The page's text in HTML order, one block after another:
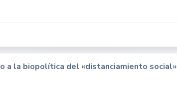
a la biopolítica del «distanciamiento social»